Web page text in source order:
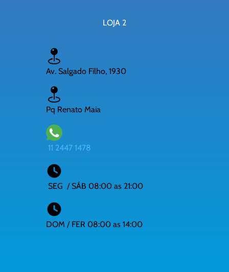
LOJA 2
Av. Salgado Filho, 1930
Pq Renato Maia
11 2447 1478
SEG / SÁB 08:00 as 21:00
DOM / FER 08:00 as 14:00